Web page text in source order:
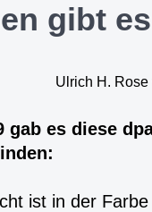
gibt
Ulrich H.
gab es diese
ist in der Farbe